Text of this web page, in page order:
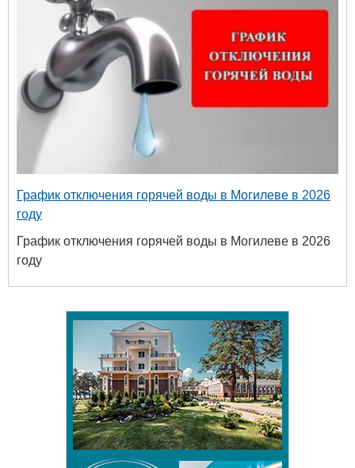
График отключения горячей воды в Могилеве в 2026
году
График отключения горячей воды в Могилеве в 2026
году